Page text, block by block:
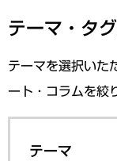
テーマ・タ
テーマを選択いた
ート・コラムを絞
テーマ